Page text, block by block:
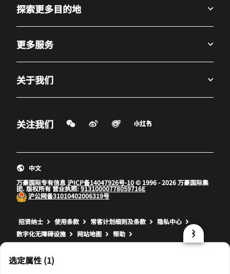
选定属性 (1)
探索更多目的地
更多服务
关于我们
关注我们 微信扫一扫
微博
打开新窗口
飞猪
打开新窗口打开新窗口
万豪国际专有信息沪ICP备14047926号-10© 1996 - 2026 万豪国际集
团. 版权所有 营业执照:91310000778059716E
沪公网备31010402006319号
中文
招贤纳士 打开新窗口
使用条款 打开新窗口
常客计划细则及条款 打开新窗口
隐私中心
数字化无障碍设施
网站地图 帮助
prod17,F974DAC2-72BD-59DA-B24E-A01B742E331C,NA